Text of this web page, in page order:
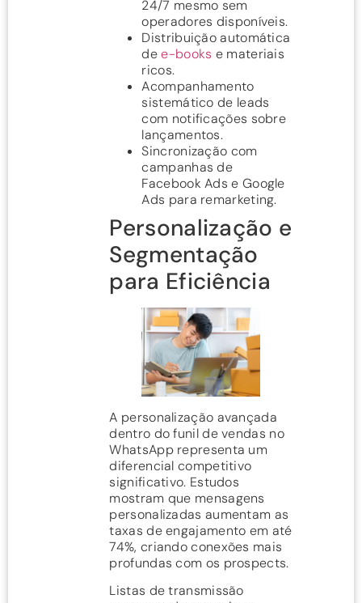
24/7 mesmo sem
operadores disponíveis.
Distribuição automática
dee-books e materiais
ricos.
Acompanhamento
sistemático de leads
com notificações sobre
lançamentos.
Sincronização com
campanhas de
Facebook Ads e Google
Ads para remarketing.
Personalização e
Segmentação
para Eficiência
A personalização avançada
dentro do funil de vendas no
WhatsApp representa um
diferencial competitivo
significativo. Estudos
mostram que mensagens
personalizadas aumentam as
taxas de engajamento em até
74%, criando conexões mais
profundas com os prospects.
Listas de transmissão